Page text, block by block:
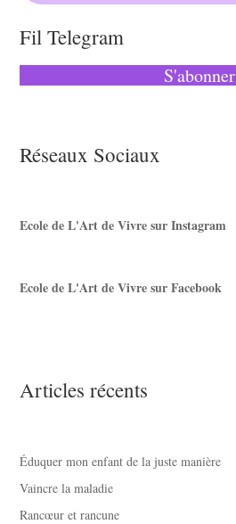
Fil Telegram
S'abonner
Réseaux Sociaux
Ecole de L'Art de Vivre sur Instagram
Ecole de L'Art de Vivre sur Facebook
Articles récents
Éduquer mon enfant de la juste manière
Vaincre la maladie
Rancœur et rancune